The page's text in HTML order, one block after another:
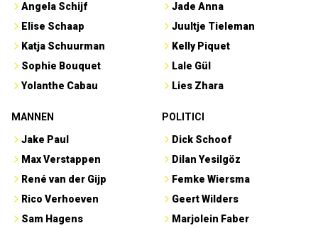
Angela Schijf
Elise Schaap
Katja Schuurman
Sophie Bouquet
Yolanthe Cabau
Jade Anna
Juultje Tieleman
Kelly Piquet
Lale Gül
Lies Zhara
MANNEN
Jake Paul
Max Verstappen
René van der Gijp
Rico Verhoeven
Sam Hagens
POLITICI
Dick Schoof
Dilan Yesilgöz
Femke Wiersma
Geert Wilders
Marjolein Faber